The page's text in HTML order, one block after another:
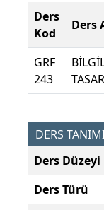
Ders
Kod
Ders
GRF
243
DERS
Ders Düzeyi
Ders Türü